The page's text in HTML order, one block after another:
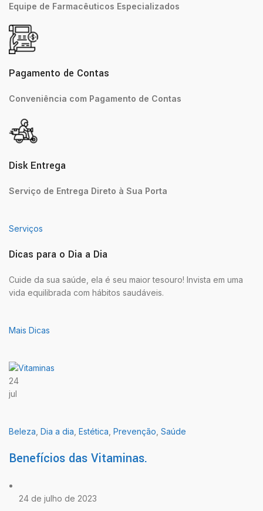
Equipe de Farmacêuticos Especializados
Pagamento de Contas
Conveniência com Pagamento de Contas
Disk Entrega
Serviço de Entrega Direto à Sua Porta
Serviços
Dicas para o Dia a Dia
Cuide da sua saúde, ela é seu maior tesouro! Invista em uma
vida equilibrada com hábitos saudáveis.
Mais Dicas
24
jul
Beleza Dia a dia Estética Prevenção Saúde
Benefícios das Vitaminas.
24 de julho de 2023